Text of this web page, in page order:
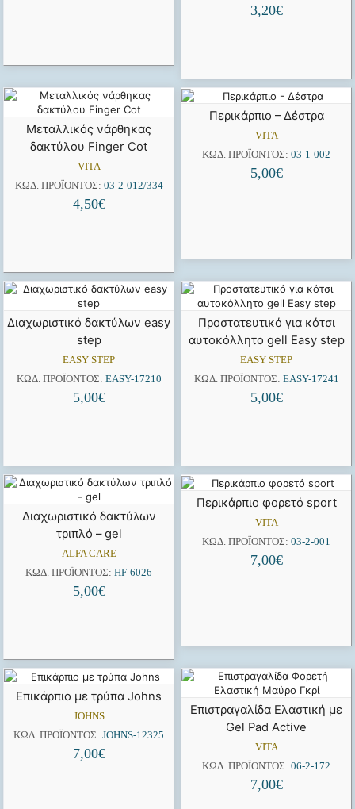
3,20€
Mεταλλικός νάρθηκας
δακτύλου Finger Cot
VITA
ΚΩΔ. ΠΡΟΪΌΝΤΟΣ: 03-2-012/334
4,50€
Περικάρπιο – Δέστρα
VITA
ΚΩΔ. ΠΡΟΪΌΝΤΟΣ: 03-1-002
5,00€
Διαχωριστικό δακτύλων easy
step
EASY STEP
ΚΩΔ. ΠΡΟΪΌΝΤΟΣ: EASY-17210
5,00€
Προστατευτικό για κότσι
αυτοκόλλητο gell Easy step
EASY STEP
ΚΩΔ. ΠΡΟΪΌΝΤΟΣ: EASY-17241
5,00€
Διαχωριστικό δακτύλων
τριπλό – gel
ALFA CARE
ΚΩΔ. ΠΡΟΪΌΝΤΟΣ: HF-6026
5,00€
Περικάρπιο φορετό sport
VITA
ΚΩΔ. ΠΡΟΪΌΝΤΟΣ: 03-2-001
7,00€
Επικάρπιο με τρύπα Johns
JOHNS
ΚΩΔ. ΠΡΟΪΌΝΤΟΣ: JOHNS-12325
7,00€
Επιστραγαλίδα Ελαστική με
Gel Pad Active
VITA
ΚΩΔ. ΠΡΟΪΌΝΤΟΣ: 06-2-172
7,00€